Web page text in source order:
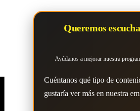
Queremos
Ayúdanos a mejorar nuestra
Cuéntanos qué tipo de
gustaría ver más en nuestra